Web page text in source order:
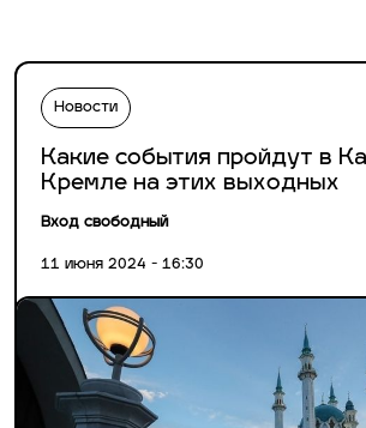
Новости
Какие события пройдут в
Кремле на этих выходных
Вход свободный
11 июня 2024 - 16:30